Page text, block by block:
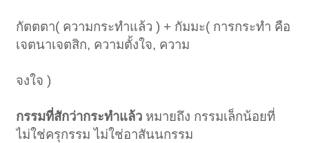
กัตตตา( ความกระทำแล้ว ) + กัมมะ( การกระทำ คือ
เจตนาเจตสิก, ความตั้งใจ, ความ
จงใจ )
กรรมที่สักว่ากระทำแล้ว หมายถึง กรรมเล็กน้อยที่
ไม่ใช่ครุกรรม ไม่ใช่อาสันนกรรม